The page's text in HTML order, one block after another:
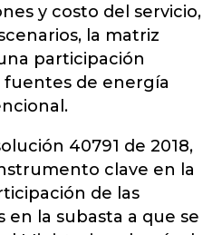
y costo del servicio,
la matriz
participación
fuentes de energía
40791 de 2018,
clave en la
de las
en la subasta a que se